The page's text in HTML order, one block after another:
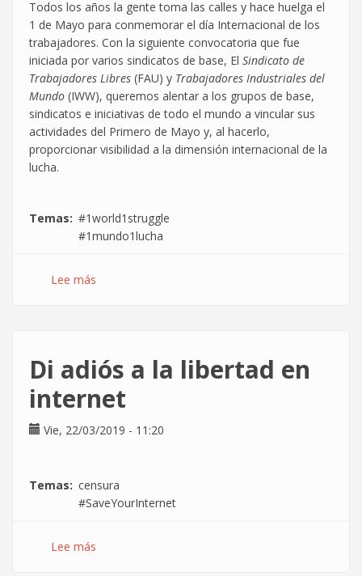
Todos los años la gente toma las calles y hace huelga el
1 de Mayo para conmemorar el día Internacional de los
trabajadores. Con la siguiente convocatoria que fue
iniciada por varios sindicatos de base, El Sindicato de
Trabajadores Libres (FAU) y Trabajadores Industriales del
Mundo (IWW), queremos alentar a los grupos de base,
sindicatos e iniciativas de todo el mundo a vincular sus
actividades del Primero de Mayo y, al hacerlo,
proporcionar visibilidad a la dimensión internacional de la
lucha.
Temas
#1world1struggle
#1mundo1lucha
Lee más
2019
Di adiós a la libertad en
internet
Vie, 22/03/2019 - 11:20
Temas
censura
#SaveYourInternet
Lee más